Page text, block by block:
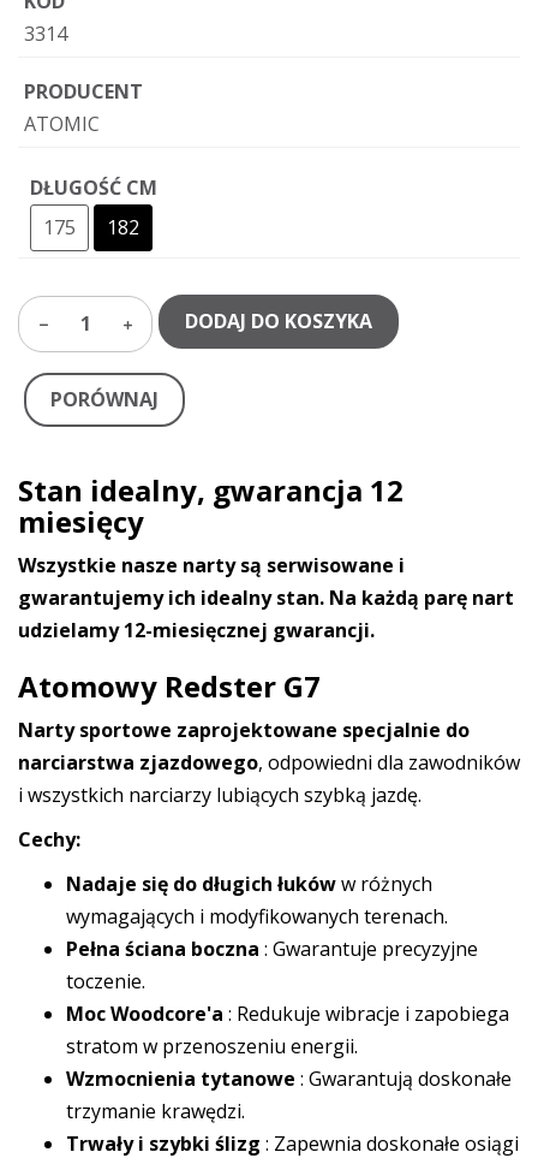
3314
PRODUCENT
ATOMIC
DŁUGOŚĆ CM
175
182
1 DODAJ DO KOSZYKA
PORÓWNAJ
Stan idealny, gwarancja 12
miesięcy
Wszystkie nasze narty są serwisowane i
gwarantujemy ich idealny stan. Na każdą parę nart
udzielamy 12-miesięcznej gwarancji.
Atomowy Redster G7
Narty sportowe zaprojektowane specjalnie do
narciarstwa zjazdowego, odpowiedni dla zawodników
i wszystkich narciarzy lubiących szybką jazdę.
Cechy:
Nadaje się do długich łukóww różnych
wymagających i modyfikowanych terenach.
Pełna ściana boczna : Gwarantuje precyzyjne
toczenie.
Moc Woodcore'a : Redukuje wibracje i zapobiega
stratom w przenoszeniu energii.
Wzmocnienia tytanowe : Gwarantują doskonałe
trzymanie krawędzi.
Trwały i szybki ślizg : Zapewnia doskonałe osiągi